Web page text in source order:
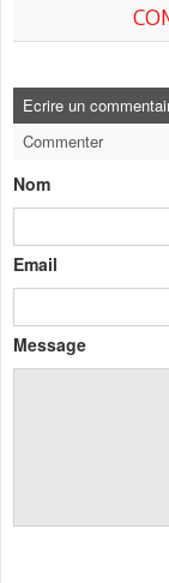
Ecrire un
Commenter
Nom
Email
Message